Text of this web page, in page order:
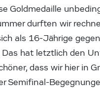
Goldmedaille
durften wir
als 16-Jährige
hat letztlich den
dass wir hier in
Semifinal-